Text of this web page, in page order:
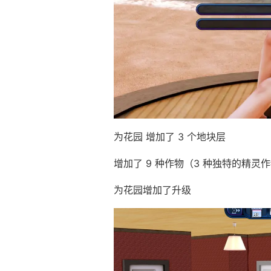
为花园 增加了 3 个地块层
增加了 9 种作物（3 种独特的精灵
为花园增加了升级